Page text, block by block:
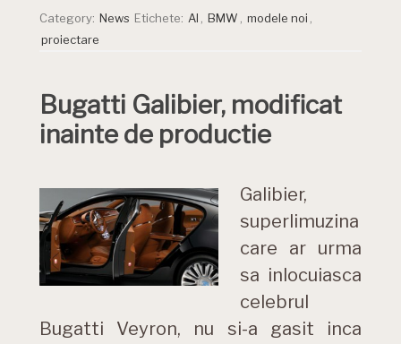
Category: News Etichete: AI BMW modele noi
proiectare
Bugatti Galibier, modificat
inainte de productie
Galibier,
superlimuzina
care ar urma
sa inlocuiasca
celebrul
Bugatti Veyron, nu si-a gasit inca